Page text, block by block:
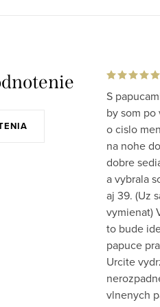
S
by som po
o cislo
na nohe
dobre
a vybrala
aj 39. (Uz
vymienat)
to bude
papuce
Urcite
vlnenych